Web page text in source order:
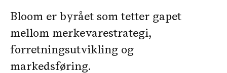
Bloom er byrået som tetter gapet
mellom merkevarestrategi,
forretningsutvikling og
markedsføring.